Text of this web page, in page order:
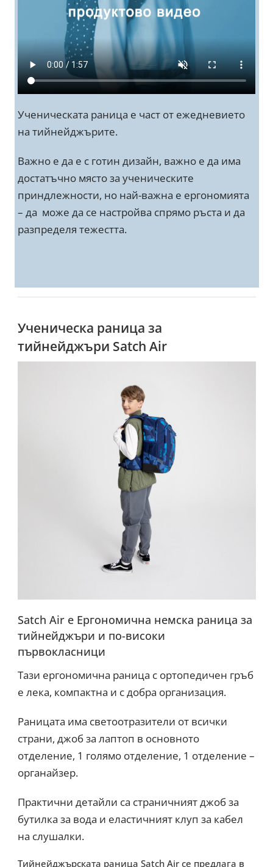
Ученическата раница е част от ежедневието
на тийнейджърите.
Важно е да е с готин дизайн, важно е да има
достатъчно място за ученическите
приндлежности, но най-важна е ергономията
– да може да се настройва спрямо ръста и да
разпределя тежестта.
Ученическа раница за
тийнейджъри Satch Air
Satch Air е Ергономична немска раница за
тийнейджъри и по-високи
първокласници
Тази ергономична раница с ортопедичен гръб
е лека, компактна и с добра организация.
Раницата има светоотразители от всички
страни, джоб за лаптоп в основното
отделение, 1 голямо отделение, 1 отделение –
органайзер.
Практични детайли са страничният джоб за
бутилка за вода и еластичният клуп за кабел
на слушалки.
Тийнейджърската раница Satch Air се предлага в